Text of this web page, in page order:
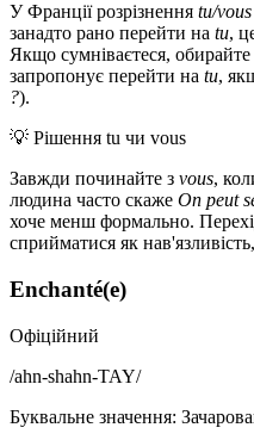
У Франції розрізнення tu/vous
занадто рано перейти на tu,
Якщо сумніваєтеся, обирайте
запропонує перейти на tu,
?).
💡 Рішення tu чи vous
Завжди починайте з vous,
людина часто скаже On peut
хоче менш формально.
сприйматися як
Enchanté(e)
Офіційний
/ahn-shahn-TAY/
Буквальне значення: